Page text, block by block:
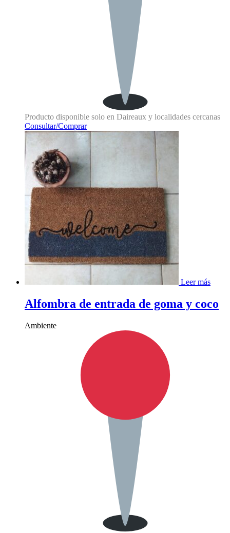
Producto disponible solo en Daireaux y localidades cercanas
Consultar/Comprar
Leer más
Alfombra de entrada de goma y coco
Ambiente